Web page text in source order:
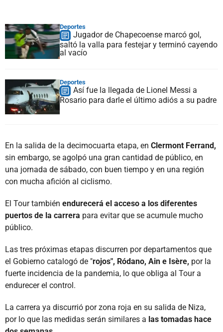
Deportes
Jugador de Chapecoense marcó gol,
saltó la valla para festejar y terminó cayendo
al vacío
Deportes
Así fue la llegada de Lionel Messi a
Rosario para darle el último adiós a su padre
En la salida de la decimocuarta etapa, en Clermont Ferrand,
sin embargo, se agolpó una gran cantidad de público, en
una jornada de sábado, con buen tiempo y en una región
con mucha afición al ciclismo.
El Tour también endurecerá el acceso a los diferentes
puertos de la carrera para evitar que se acumule mucho
público.
Las tres próximas etapas discurren por departamentos que
el Gobierno catalogó de "rojos", Ródano, Ain e Isère, por la
fuerte incidencia de la pandemia, lo que obliga al Tour a
endurecer el control.
La carrera ya discurrió por zona roja en su salida de Niza,
por lo que las medidas serán similares a las tomadas hace